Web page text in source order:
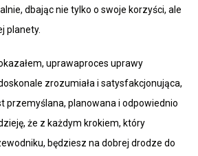
dbając nie tylko o swoje korzyści, ale
planety.
uprawaproces uprawy
zrozumiała i satysfakcjonująca,
przemyślana, planowana i odpowiednio
że z każdym krokiem, który
będziesz na dobrej drodze do